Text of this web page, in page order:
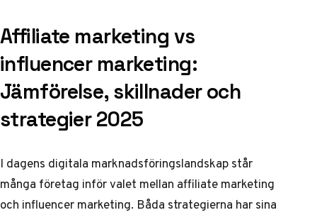
Affiliate marketing vs
influencer marketing:
Jämförelse, skillnader och
strategier 2025
I dagens digitala marknadsföringslandskap står
många företag inför valet mellan affiliate marketing
och influencer marketing. Båda strategierna har sina